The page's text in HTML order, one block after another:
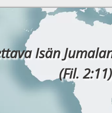
Isän
(Fil. 2:11)